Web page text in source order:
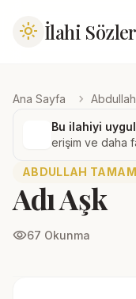
light_mode İlahi
Ana Sayfa chevron_right
Bu ilahiyi
erişim ve daha
ABDULLAH
Adı Aşk
visibility67 Okunma